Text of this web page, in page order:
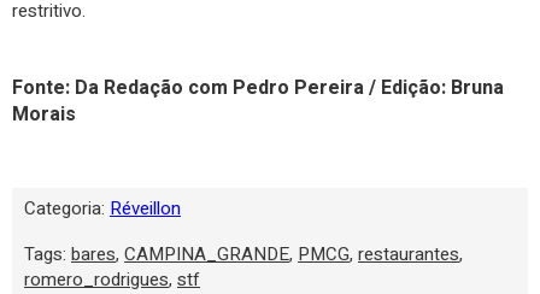
restritivo.
Fonte: Da Redação com Pedro Pereira / Edição: Bruna
Morais
Categoria: Réveillon
Tags: bares, CAMPINA_GRANDE, PMCG, restaurantes,
romero_rodrigues, stf